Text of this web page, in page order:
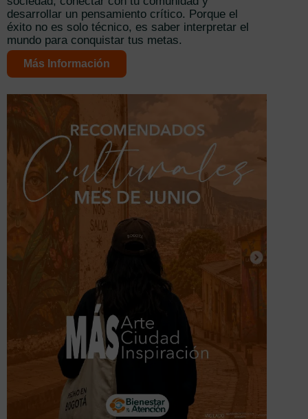
desarrollar un pensamiento crítico. Porque el
éxito no es solo técnico, es saber interpretar el
mundo para conquistar tus metas.
Más Información